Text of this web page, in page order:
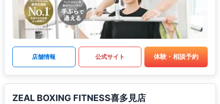
店舗情報 公式サイト 体験・相談予約
ZEAL BOXING FITNESS喜多見店